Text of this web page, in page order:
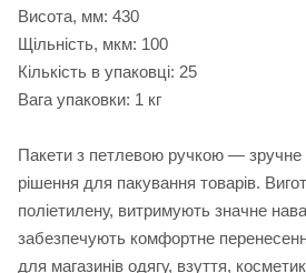
Висота, мм: 430
Щільність, мкм: 100
Кількість в упаковці: 25
Вага упаковки: 1 кг
Пакети з петлевою ручкою — зручне
рішення для пакування товарів.
поліетилену, витримують значне
забезпечують комфортне
для магазинів одягу, взуття,